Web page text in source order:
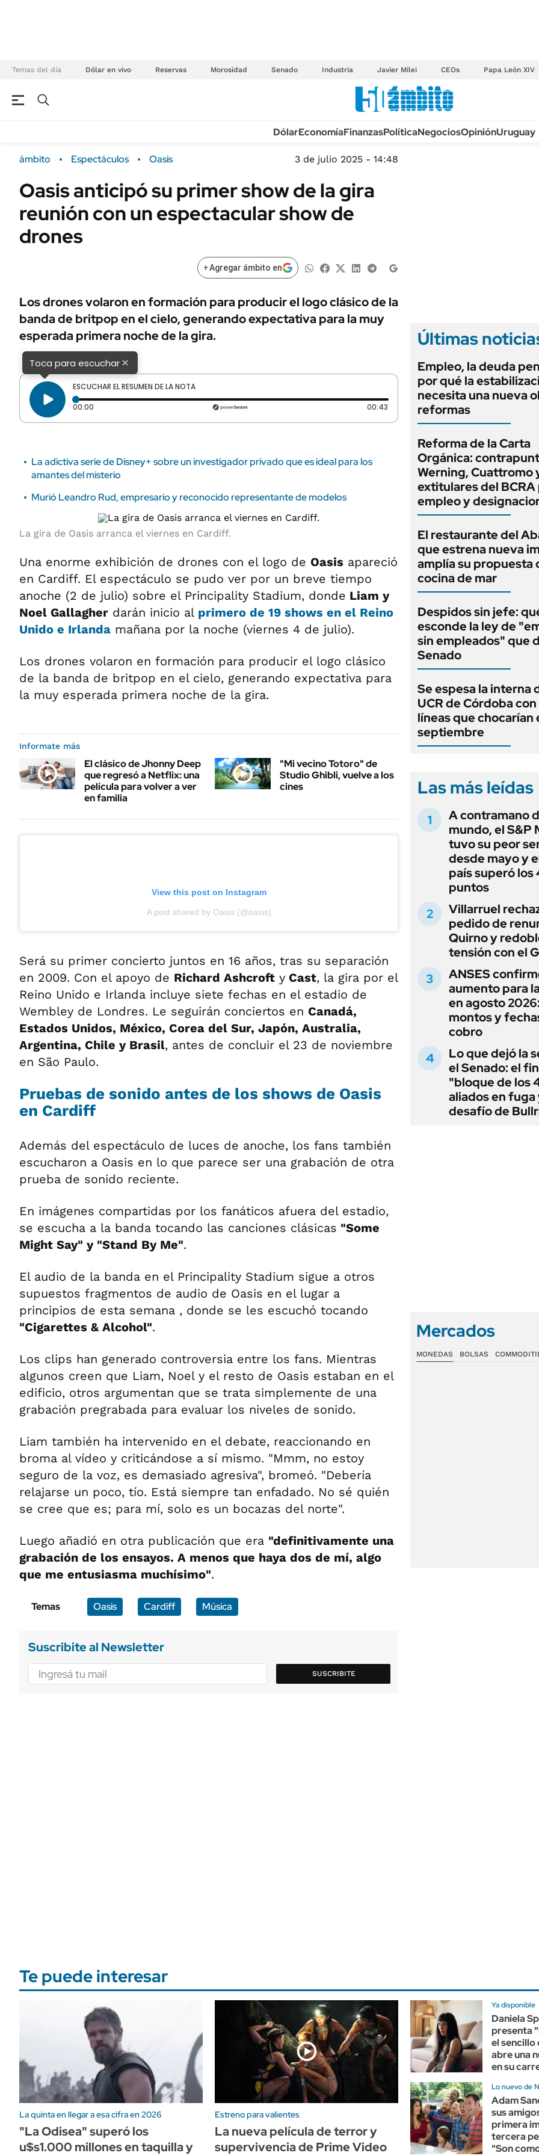
Temas del día Dólar en vivo Reservas Morosidad Senado Industria Javier Milei CEOs Papa León XIV
Campo
FINANZAS
Dólar
Sustentabilidad
ENERGY REPORT
URUGUAY
TECNOLOGÍA
MÉXICO
MUNDO
INFORMACIÓN GENERAL
AUTOS
DólarEconomíaFinanzasPolíticaNegociosOpiniónUruguay
ámbito Espectáculos Oasis 3 de julio 2025 - 14:48
Oasis anticipó su primer show de la gira
reunión con un espectacular show de
drones
+Agregar ámbito en
Los drones volaron en formación para producir el logo clásico de la
banda de britpop en el cielo, generando expectativa para la muy
esperada primera noche de la gira.
Toca para escuchar×
ESCUCHAR EL RESUMEN DE LA NOTA
00:00 Tiempo transcurrido: 0 segundos 00:43 Duración: 43 segundos
La adictiva serie de Disney+ sobre un investigador privado que es ideal para los
amantes del misterio
Murió Leandro Rud, empresario y reconocido representante de modelos
La gira de Oasis arranca el viernes en Cardiff.
Una enorme exhibición de drones con el logo de Oasis apareció
en Cardiff. El espectáculo se pudo ver por un breve tiempo
anoche (2 de julio) sobre el Principality Stadium, donde Liam y
Noel Gallagher darán inicio al primero de 19 shows en el Reino
Unido e Irlanda mañana por la noche (viernes 4 de julio).
Los drones volaron en formación para producir el logo clásico
de la banda de britpop en el cielo, generando expectativa para
la muy esperada primera noche de la gira.
Informate más
El clásico de Jhonny Deep
que regresó a Netflix: una
película para volver a ver
en familia
"Mi vecino Totoro" de
Studio Ghibli, vuelve a los
cines
View this post on Instagram
A post shared by Oasis (@oasis)
Será su primer concierto juntos en 16 años, tras su separación
en 2009. Con el apoyo de Richard Ashcroft y Cast, la gira por el
Reino Unido e Irlanda incluye siete fechas en el estadio de
Wembley de Londres. Le seguirán conciertos en Canadá,
Estados Unidos, México, Corea del Sur, Japón, Australia,
Argentina, Chile y Brasil, antes de concluir el 23 de noviembre
en São Paulo.
Pruebas de sonido antes de los shows de Oasis
en Cardiff
Además del espectáculo de luces de anoche, los fans también
escucharon a Oasis en lo que parece ser una grabación de otra
prueba de sonido reciente.
En imágenes compartidas por los fanáticos afuera del estadio,
se escucha a la banda tocando las canciones clásicas "Some
Might Say" y "Stand By Me".
El audio de la banda en el Principality Stadium sigue a otros
supuestos fragmentos de audio de Oasis en el lugar a
principios de esta semana , donde se les escuchó tocando
"Cigarettes & Alcohol".
Los clips han generado controversia entre los fans. Mientras
algunos creen que Liam, Noel y el resto de Oasis estaban en el
edificio, otros argumentan que se trata simplemente de una
grabación pregrabada para evaluar los niveles de sonido.
Liam también ha intervenido en el debate, reaccionando en
broma al vídeo y criticándose a sí mismo. "Mmm, no estoy
seguro de la voz, es demasiado agresiva", bromeó. "Debería
relajarse un poco, tío. Está siempre tan enfadado. No sé quién
se cree que es; para mí, solo es un bocazas del norte".
Luego añadió en otra publicación que era "definitivamente una
grabación de los ensayos. A menos que haya dos de mí, algo
que me entusiasma muchísimo".
Temas Oasis Cardiff Música
Suscribite al Newsletter
SUSCRIBITE
Últimas
Empleo, la deuda
por qué la
necesita una nueva
reformas
Reforma de la Carta
Orgánica:
Werning, Cuattromo
extitulares del BCRA
empleo y
El restaurante del
que estrena nueva
amplía su propuesta
cocina de mar
Despidos sin jefe:
esconde la ley de
sin empleados" que
Senado
Se espesa la interna
UCR de Córdoba
líneas que chocarían
septiembre
Las más leídas
A contramano
mundo, el S&P
tuvo su peor
desde mayo y
país superó los
puntos
Villarruel
pedido de
Quirno y
tensión con el
ANSES
aumento para
en agosto
montos y
cobro
Lo que dejó la
el Senado: el
"bloque de los
aliados en fuga
desafío de
Mercados
MONEDAS BOLSAS
Te puede interesar
La quinta en llegar a esa cifra en 2026
"La Odisea" superó los
u$s1.000 millones en taquilla y
Estreno para valientes
La nueva película de terror y
supervivencia de Prime Video
Ya disponible
Daniela
presenta
el sencillo
abre una
en su
Lo nuevo de
Adam
sus
primera
tercera
"Son